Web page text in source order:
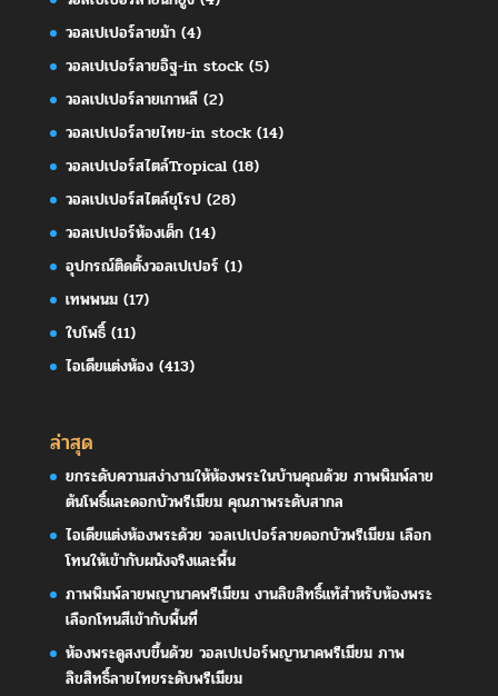
วอลเปเปอร์ลายม้า(4)
วอลเปเปอร์ลายอิฐ-in stock(5)
วอลเปเปอร์ลายเกาหลี(2)
วอลเปเปอร์ลายไทย-in stock(14)
วอลเปเปอร์สไตล์Tropical(18)
วอลเปเปอร์สไตล์ยุโรป(28)
วอลเปเปอร์ห้องเด็ก(14)
อุปกรณ์ติดตั้งวอลเปเปอร์ (1)
เทพพนม(17)
ใบโพธิ์(11)
ไอเดียแต่งห้อง(413)
ล่าสุด
ยกระดับความสง่างามให้ห้องพระในบ้านคุณด้วย ภาพพิมพ์ลาย
ต้นโพธิ์และดอกบัวพรีเมียม คุณภาพระดับสากล
ไอเดียแต่งห้องพระด้วย วอลเปเปอร์ลายดอกบัวพรีเมียม เลือก
โทนให้เข้ากับผนังจริงและพื้น
ภาพพิมพ์ลายพญานาคพรีเมียม งานลิขสิทธิ์แท้สำหรับห้องพระ
เลือกโทนสีเข้ากับพื้นที่
ห้องพระดูสงบขึ้นด้วย วอลเปเปอร์พญานาคพรีเมียม ภาพ
ลิขสิทธิ์ลายไทยระดับพรีเมียม